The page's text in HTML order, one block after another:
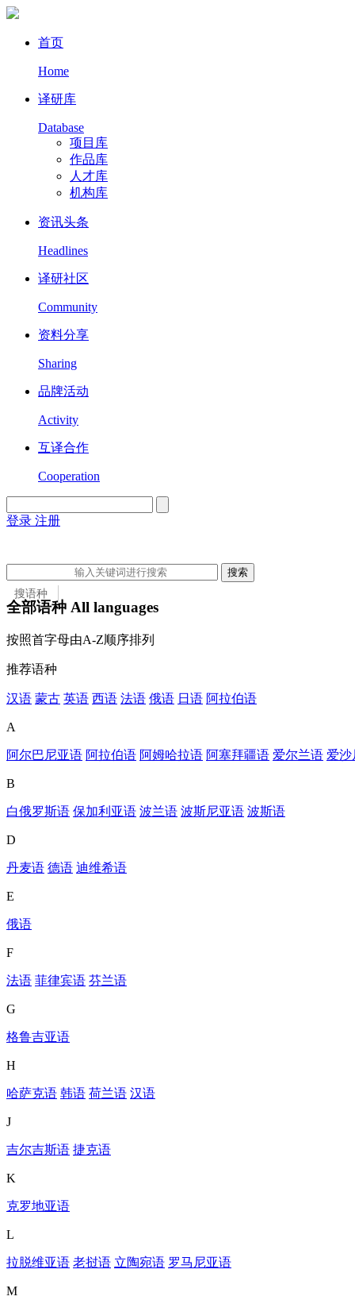
首页
Home
译研库
Database
项目库
作品库
人才库
机构库
资讯头条
Headlines
译研社区
Community
资料分享
Sharing
品牌活动
Activity
互译合作
Cooperation
登录 注册
搜语种
搜语种
搜国家
搜索
全部语种 All languages
按照首字母由A-Z顺序排列
推荐语种
汉语 蒙古 英语 西语 法语 俄语 日语 阿拉伯语
A
阿尔巴尼亚语 阿拉伯语 阿姆哈拉语 阿塞拜疆语 爱尔兰语 爱沙
B
白俄罗斯语 保加利亚语 波兰语 波斯尼亚语 波斯语
D
丹麦语 德语 迪维希语
E
俄语
F
法语 菲律宾语 芬兰语
G
格鲁吉亚语
H
哈萨克语 韩语 荷兰语 汉语
J
吉尔吉斯语 捷克语
K
克罗地亚语
L
拉脱维亚语 老挝语 立陶宛语 罗马尼亚语
M